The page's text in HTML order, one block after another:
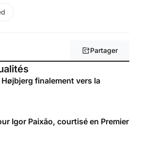
Partager
finalement vers la
Igor Paixão, courtisé en Premier